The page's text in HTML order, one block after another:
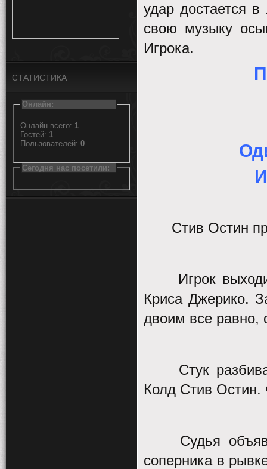
СТАТИСТИКА
Онлайн:
Онлайн всего: 1
Гостей: 1
Пользователей: 0
Сегодня нас посетили:
удар достается
свою музыку
Игрока.
Стив Остин
Игрок
Криса Джерико.
двоим все равно,
Стук
Колд Стив Остин.
Судья
соперника в